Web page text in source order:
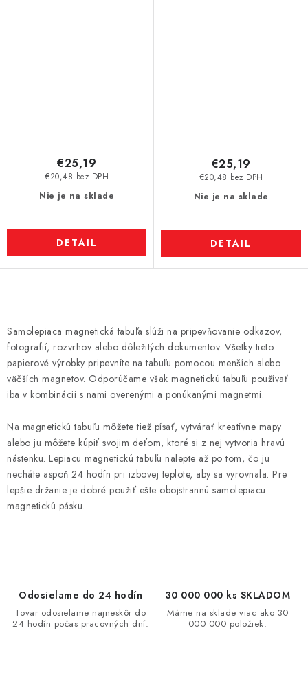
Nie je na sklade
€20,48 bez DPH
€25,19
DETAIL
Nie je na sklade
€20,48 bez DPH
€25,19
DETAIL
v
l
á
d
a
i
e
p
r
v
s
Samolepiaca magnetická tabuľa slúži na pripevňovanie odkazov,
fotografií, rozvrhov alebo dôležitých dokumentov. Všetky tieto
papierové výrobky pripevníte na tabuľu pomocou menších alebo
väčších magnetov. Odporúčame však magnetickú tabuľu používať
iba v kombinácii s nami overenými a ponúkanými magnetmi.
Na magnetickú tabuľu môžete tiež písať, vytvárať kreatívne mapy
alebo ju môžete kúpiť svojim deťom, ktoré si z nej vytvoria hravú
nástenku. Lepiacu magnetickú tabuľu nalepte až po tom, čo ju
necháte aspoň 24 hodín pri izbovej teplote, aby sa vyrovnala. Pre
lepšie držanie je dobré použiť ešte obojstrannú samolepiacu
magnetickú pásku.
Odosielame do 24 hodín
Tovar odosielame najneskôr do
24 hodín počas pracovných dní.
30 000 000 ks SKLADOM
Máme na sklade viac ako 30
000 000 položiek.